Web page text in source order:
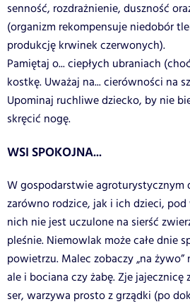
senność, rozdrażnienie, duszność
(organizm rekompensuje niedobór
produkcję krwinek czerwonych).
Pamiętaj o... ciepłych ubraniach
kostkę. Uważaj na... cierówności na
Upominaj ruchliwe dziecko, by nie
skręcić nogę.
WSI SPOKOJNA...
W gospodarstwie agroturystycznym
zarówno rodzice, jak i ich dzieci, pod
nich nie jest uczulone na sierść
pleśnie. Niemowlak może całe dnie
powietrzu. Malec zobaczy „na
ale i bociana czy żabę. Zje
ser, warzywa prosto z grządki (po